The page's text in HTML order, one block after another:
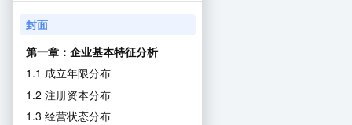
封面
第一章：企业基本特征分析
1.1 成立年限分布
1.2 注册资本分布
1.3 经营状态分布